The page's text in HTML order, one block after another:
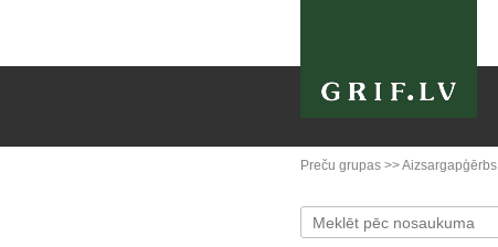
Preču grupas >>Aizsargapģērbs